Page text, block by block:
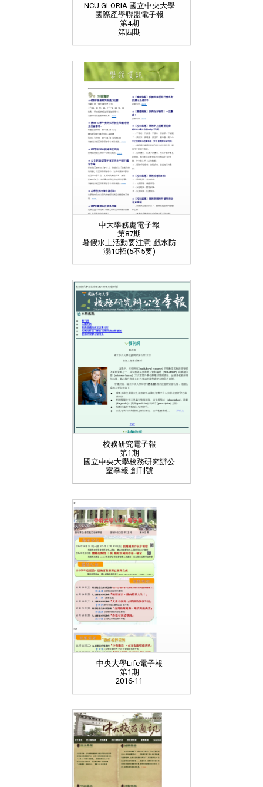
NCU GLORIA 國立中央大學
國際產學聯盟電子報
第4期
第四期
中大學務處電子報
第87期
暑假水上活動要注意-戲水防
溺10招(5不5要)
校務研究電子報
第1期
國立中央大學校務研究辦公
室季報 創刊號
中央大學Life電子報
第1期
2016-11